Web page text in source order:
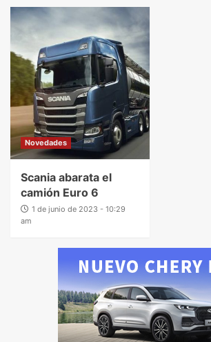
Novedades
Scania abarata el
camión Euro 6
1 de junio de 2023 - 10:29
am